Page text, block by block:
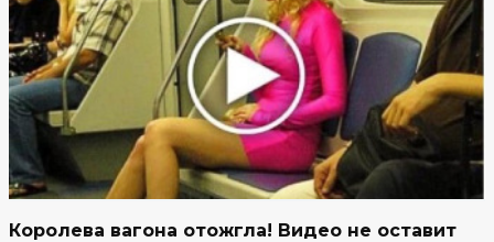
Королева вагона отожгла! Видео не оставит